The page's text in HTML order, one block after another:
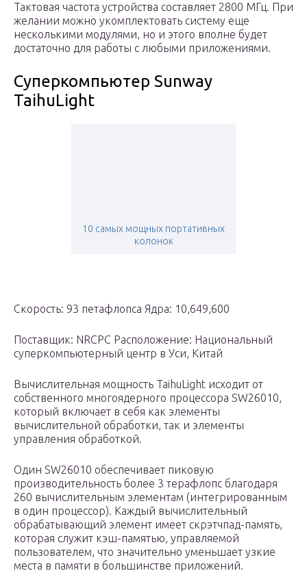
Тактовая частота устройства составляет 2800 МГц. При
желании можно укомплектовать систему еще
несколькими модулями, но и этого вполне будет
достаточно для работы с любыми приложениями.
Суперкомпьютер Sunway
TaihuLight
10 самых мощных портативных
колонок
Скорость: 93 петафлопса Ядра: 10,649,600
Поставщик: NRCPC Расположение: Национальный
суперкомпьютерный центр в Уси, Китай
Вычислительная мощность TaihuLight исходит от
собственного многоядерного процессора SW26010,
который включает в себя как элементы
вычислительной обработки, так и элементы
управления обработкой.
Один SW26010 обеспечивает пиковую
производительность более 3 терафлопс благодаря
260 вычислительным элементам (интегрированным
в один процессор). Каждый вычислительный
обрабатывающий элемент имеет скрэтчпад-память,
которая служит кэш-памятью, управляемой
пользователем, что значительно уменьшает узкие
места в памяти в большинстве приложений.